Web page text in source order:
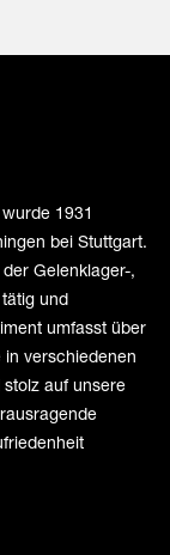
1931
bei Stuttgart.
Gelenklager-,
und
umfasst über
verschiedenen
auf unsere